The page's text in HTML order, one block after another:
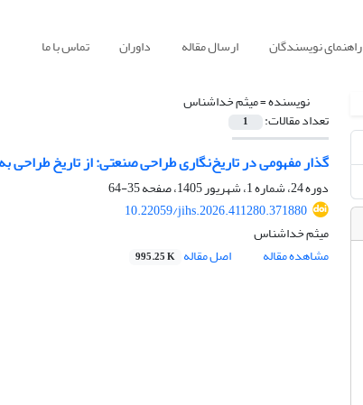
راهنمای نویسندگان ارسال مقاله داوران تماس با ما
نویسنده =میثم خداشناس
تعداد مقالات: 1
گذار مفهومی در تاریخ‌نگاری طراحی صنعتی: از تاریخ طراحی
دوره 24، شماره 1، شهریور 1405، صفحه
35-64
10.22059/jihs.2026.411280.371880
میثم خداشناس
مشاهده مقاله
اصل مقاله 995.25 K